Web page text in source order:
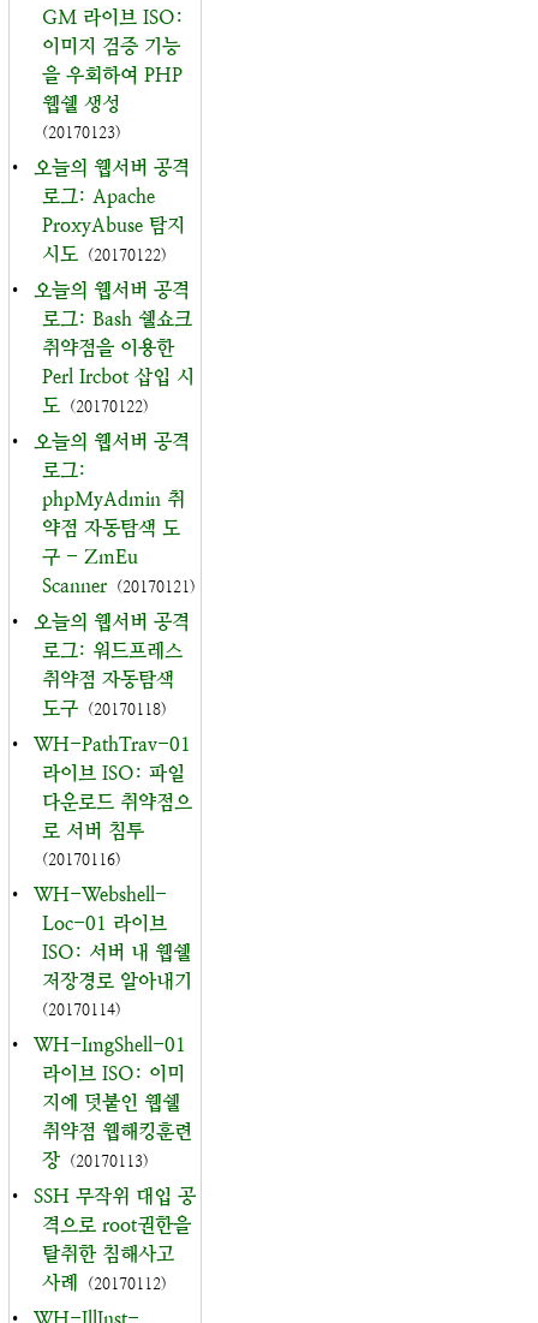
GM 라이브 ISO:
이미지 검증 기능
을 우회하여 PHP
웹쉘 생성
(20170123)
•
오늘의 웹서버 공격
로그: Apache
ProxyAbuse 탐지
시도 (20170122)
•
오늘의 웹서버 공격
로그: Bash 쉘쇼크
취약점을 이용한
Perl Ircbot 삽입 시
도 (20170122)
•
오늘의 웹서버 공격
로그:
phpMyAdmin 취
약점 자동탐색 도
구 - ZmEu
Scanner (20170121)
•
오늘의 웹서버 공격
로그: 워드프레스
취약점 자동탐색
도구 (20170118)
•
WH-PathTrav-01
라이브 ISO: 파일
다운로드 취약점으
로 서버 침투
(20170116)
•
WH-Webshell-
Loc-01 라이브
ISO: 서버 내 웹쉘
저장경로 알아내기
(20170114)
•
WH-ImgShell-01
라이브 ISO: 이미
지에 덧붙인 웹쉘
취약점 웹해킹훈련
장 (20170113)
•
SSH 무작위 대입 공
격으로 root권한을
탈취한 침해사고
사례
(20170112)